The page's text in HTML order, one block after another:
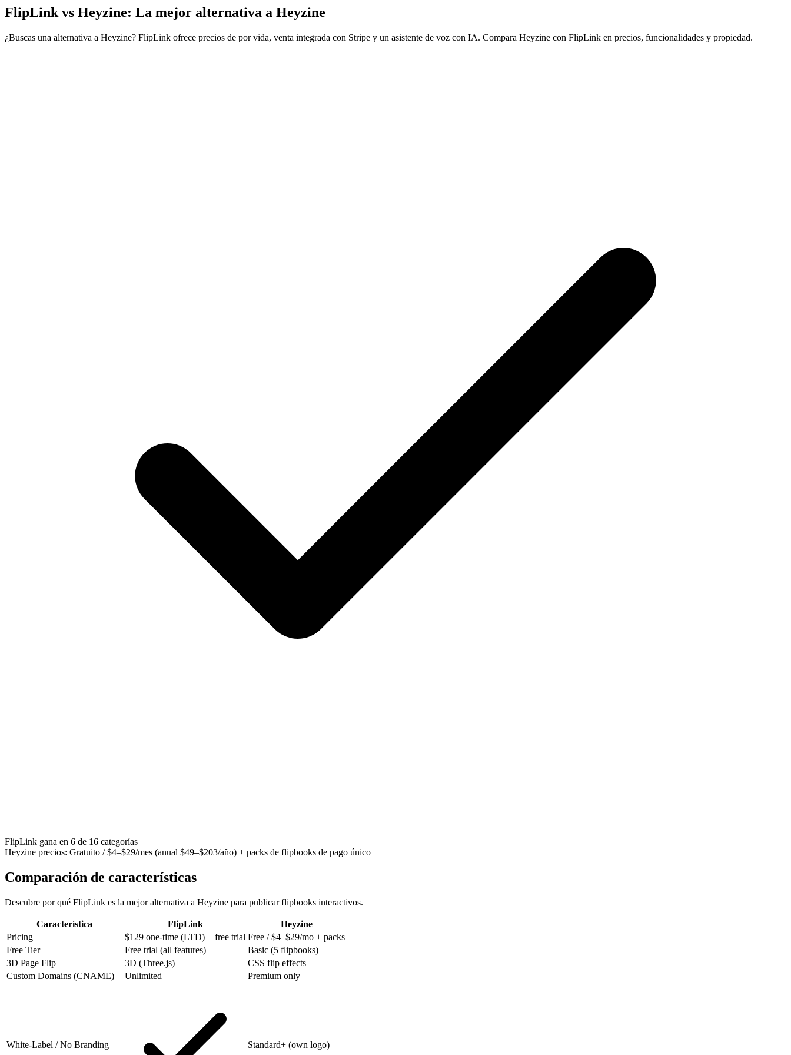
FlipLink vs Heyzine: La mejor alternativa a Heyzine
¿Buscas una alternativa a Heyzine? FlipLink ofrece precios de por vida, venta integrada con Stripe y un asistente de voz con IA. Compara Heyzine con FlipLink en precios, funcionalidades y propiedad.
FlipLink gana en 6 de 16 categorías
Heyzine precios: Gratuito / $4–$29/mes (anual $49–$203/año) + packs de flipbooks de pago único
Comparación de características
Descubre por qué FlipLink es la mejor alternativa a Heyzine para publicar flipbooks interactivos.
Característica FlipLink
Heyzine
Pricing
$129 one-time (LTD) + free trial Free / $4–$29/mo + packs
Free Tier
Free trial (all features)
Basic (5 flipbooks)
3D Page Flip
3D (Three.js)
CSS flip effects
Custom Domains (CNAME)
Unlimited Premium only
White-Label / No Branding Standard+ (own logo)